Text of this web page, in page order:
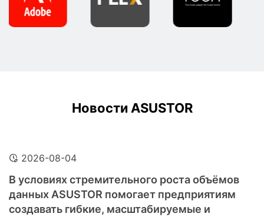
Новости ASUSTOR
2026-08-04
В условиях стремительного роста объёмов
данных ASUSTOR помогает предприятиям
создавать гибкие, масштабируемые и